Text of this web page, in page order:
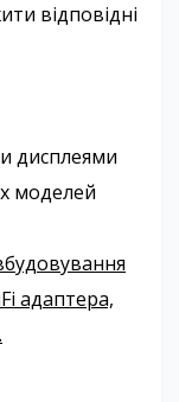
відповідні
дисплеями
моделей
адаптера,